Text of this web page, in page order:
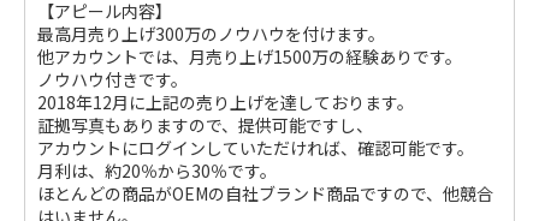
【アピール内容】
最高月売り上げ300万のノウハウを付けます。
他アカウントでは、月売り上げ1500万の経験ありです。
ノウハウ付きです。
2018年12月に上記の売り上げを達しております。
証拠写真もありますので、提供可能ですし、
アカウントにログインしていただければ、確認可能です。
月利は、約20％から30％です。
ほとんどの商品がOEMの自社ブランド商品ですので、他競合
はいません。